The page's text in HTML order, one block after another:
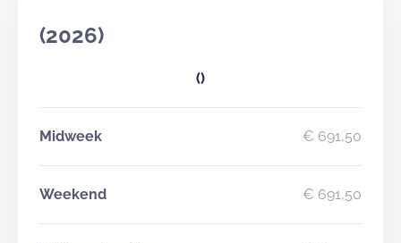
(2026)
()
Midweek € 691,50
Weekend € 691,50